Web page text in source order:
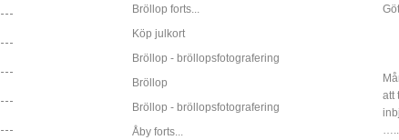
Bröllop forts...
Köp julkort
Bröllop - bröllopsfotografering
Bröllop
Bröllop - bröllopsfotografering
Åby forts...
att